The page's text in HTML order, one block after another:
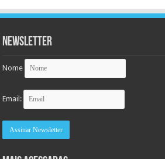
Newsletter
Nome
Email: